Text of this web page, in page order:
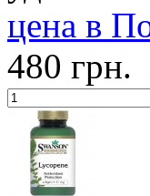
цена в
480 грн.